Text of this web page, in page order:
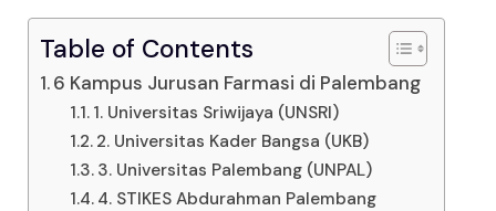
Table of Contents
6 Kampus Jurusan Farmasi di Palembang
1. Universitas Sriwijaya (UNSRI)
2. Universitas Kader Bangsa (UKB)
3. Universitas Palembang (UNPAL)
4. STIKES Abdurahman Palembang